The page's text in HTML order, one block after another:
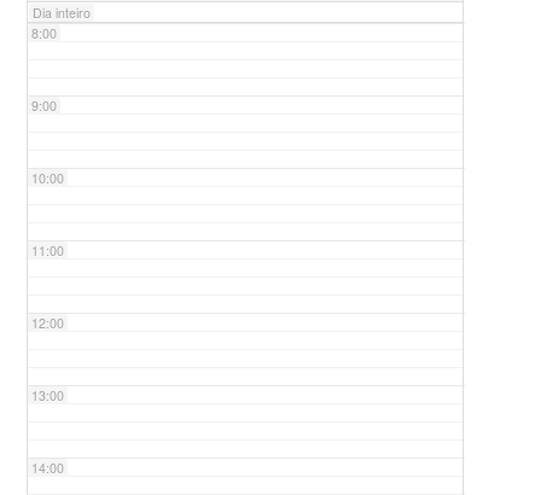
Dia inteiro
8:00
9:00
10:00
11:00
12:00
13:00
14:00